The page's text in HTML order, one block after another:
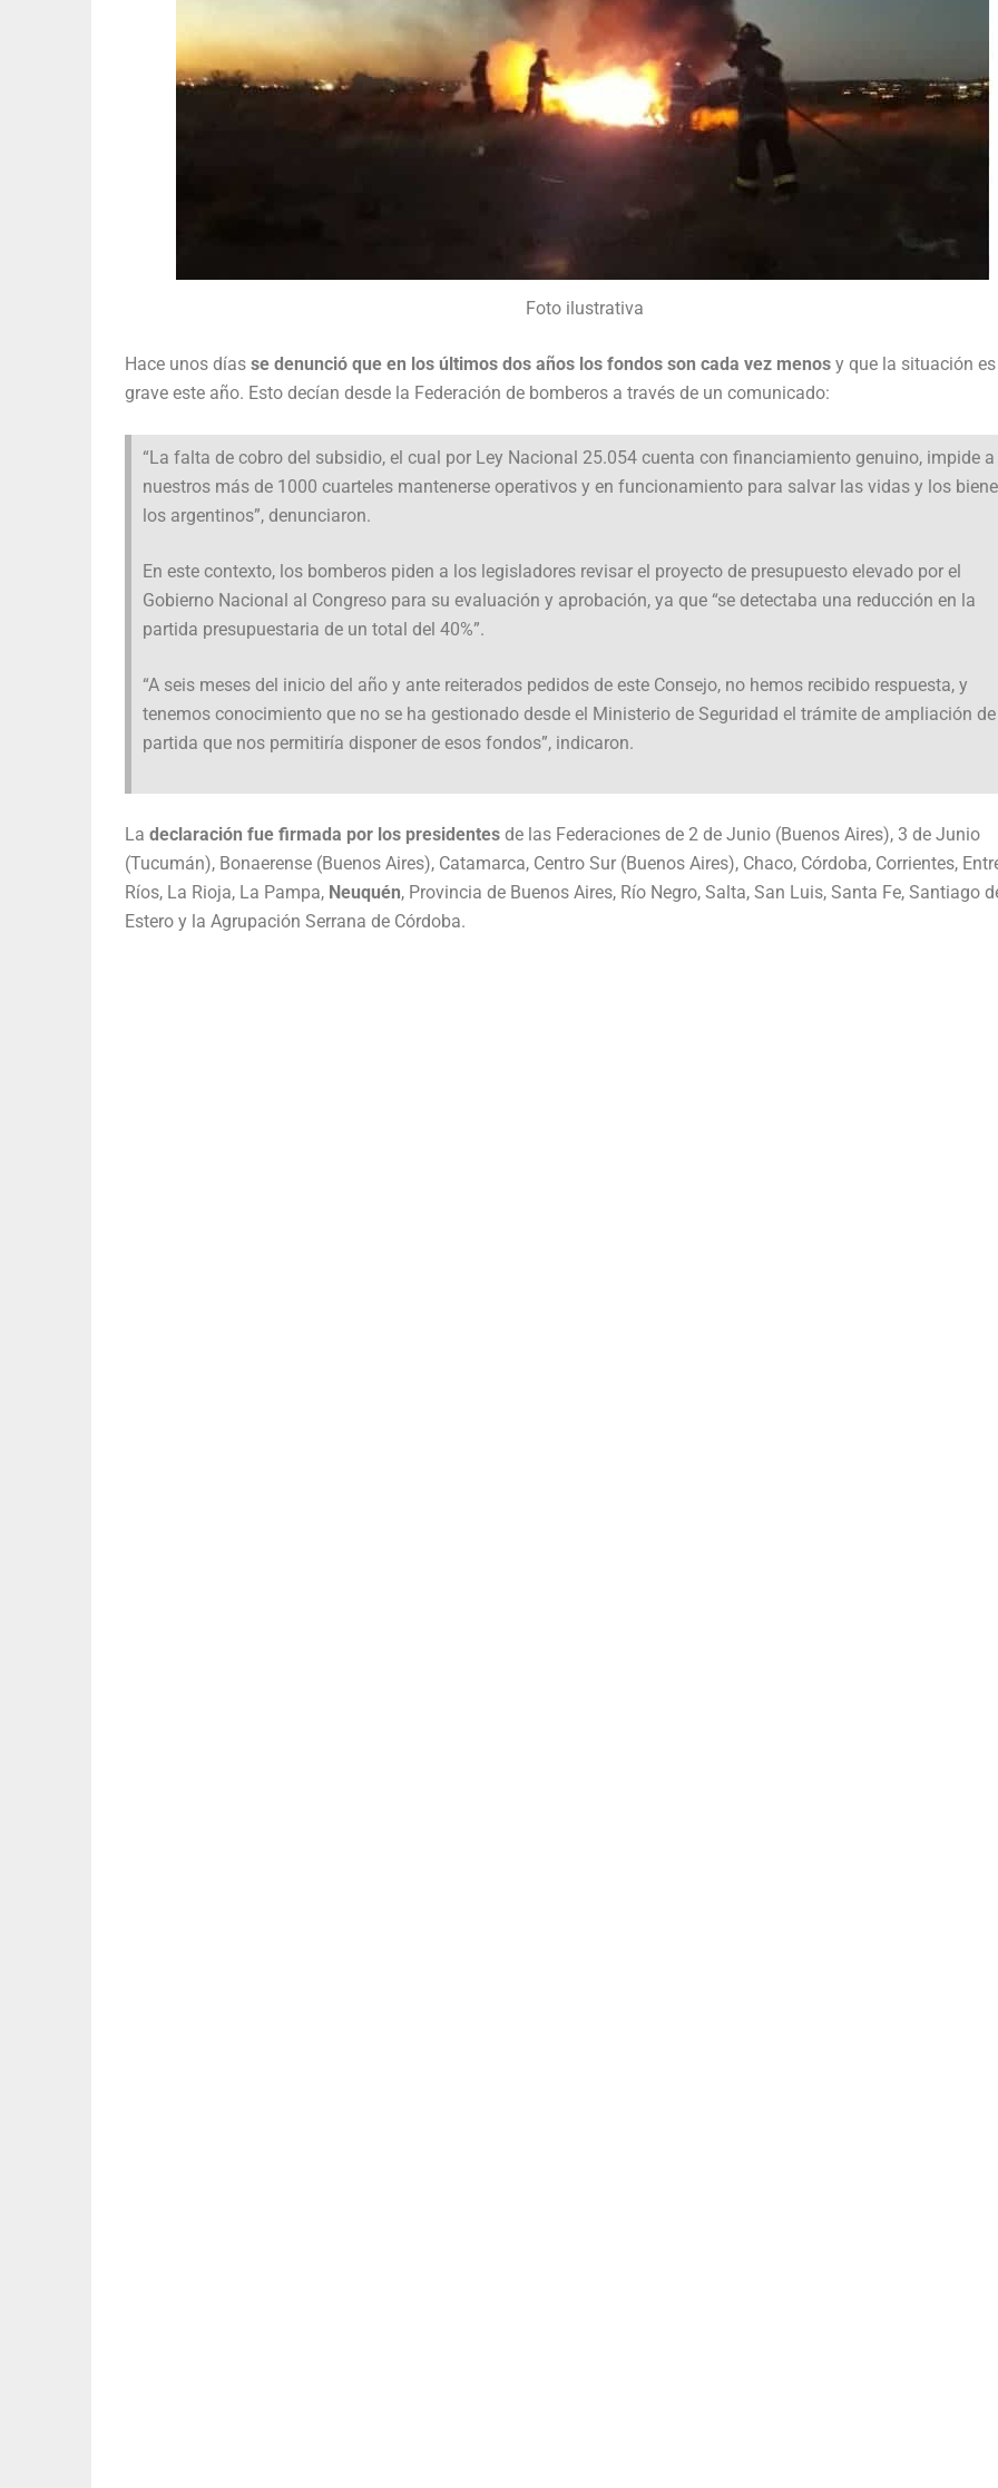
Foto ilustrativa
Hace unos días se denunció que en los últimos dos años los fondos son cada vez menos y que la situación
grave este año. Esto decían desde la Federación de bomberos a través de un comunicado:
“La falta de cobro del subsidio, el cual por Ley Nacional 25.054 cuenta con financiamiento genuino, impide a
nuestros más de 1000 cuarteles mantenerse operativos y en funcionamiento para salvar las vidas y los
los argentinos”, denunciaron.
En este contexto, los bomberos piden a los legisladores revisar el proyecto de presupuesto elevado por el
Gobierno Nacional al Congreso para su evaluación y aprobación, ya que “se detectaba una reducción en la
partida presupuestaria de un total del 40%”.
“A seis meses del inicio del año y ante reiterados pedidos de este Consejo, no hemos recibido respuesta, y
tenemos conocimiento que no se ha gestionado desde el Ministerio de Seguridad el trámite de ampliación de
partida que nos permitiría disponer de esos fondos”, indicaron.
La declaración fue firmada por los presidentes de las Federaciones de 2 de Junio (Buenos Aires), 3 de Junio
(Tucumán), Bonaerense (Buenos Aires), Catamarca, Centro Sur (Buenos Aires), Chaco, Córdoba, Corrientes,
Ríos, La Rioja, La Pampa, Neuquén, Provincia de Buenos Aires, Río Negro, Salta, San Luis, Santa Fe, Santiago
Estero y la Agrupación Serrana de Córdoba.